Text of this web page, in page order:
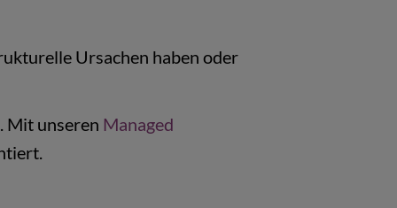
Ursachen haben oder
Mit unseren Managed